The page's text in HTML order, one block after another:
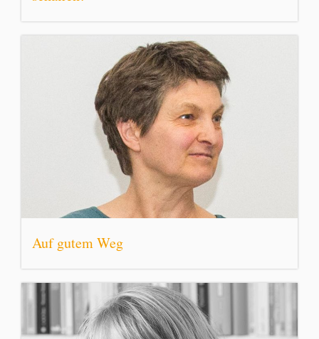
Auf gutem Weg